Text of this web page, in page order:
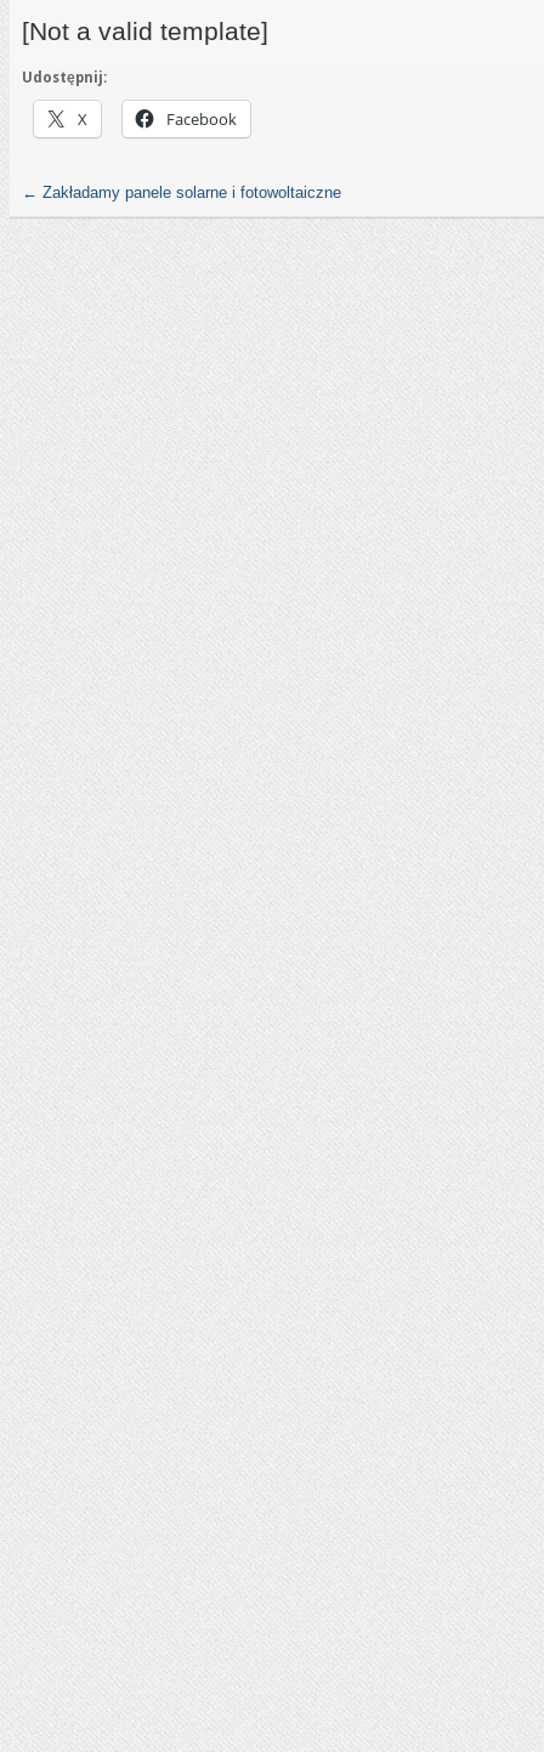
[Not a valid template]
Udostępnij:
X Facebook
← Zakładamy panele solarne i fotowoltaiczne